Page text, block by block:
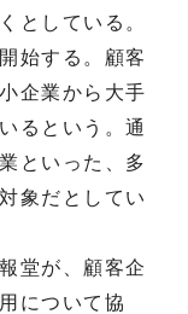
としている。
始する。顧客
企業から大手
るという。通
といった、多
象だとしてい
堂が、顧客企
について協